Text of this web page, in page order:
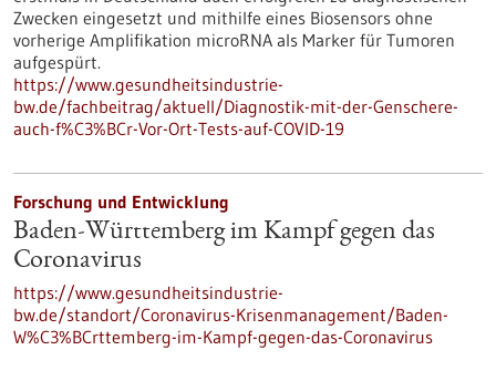
Zwecken eingesetzt und mithilfe eines Biosensors ohne
vorherige Amplifikation microRNA als Marker für Tumoren
aufgespürt.
https://www.gesundheitsindustrie-
bw.de/fachbeitrag/aktuell/Diagnostik-mit-der-Genschere-
auch-f%C3%BCr-Vor-Ort-Tests-auf-COVID-19
Forschung und Entwicklung
Baden-Württemberg im Kampf gegen das
Coronavirus
https://www.gesundheitsindustrie-
bw.de/standort/Coronavirus-Krisenmanagement/Baden-
W%C3%BCrttemberg-im-Kampf-gegen-das-Coronavirus